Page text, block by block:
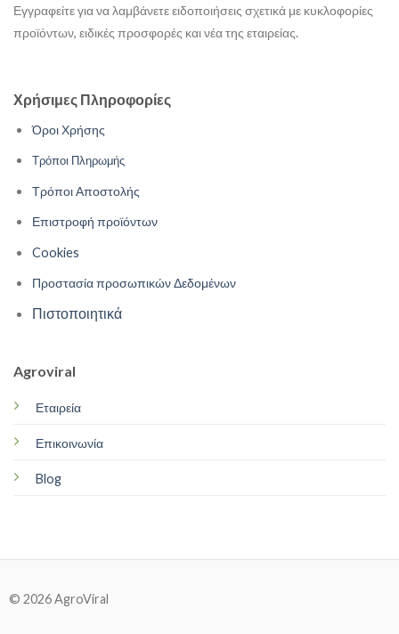
Χρήσιμες Πληροφορίες
Όροι Χρήσης
Τρόποι Πληρωμής
Τρόποι Αποστολής
Επιστροφή προϊόντων
Cookies
Προστασία προσωπικών Δεδομένων
Πιστοποιητικά
Agroviral
Εταιρεία
Επικοινωνία
Blog
Εγγραφείτε για να λαμβάνετε ειδοποιήσεις σχετικά με κυκλοφορίες
προϊόντων, ειδικές προσφορές και νέα της εταιρείας.
© 2026 AgroViral